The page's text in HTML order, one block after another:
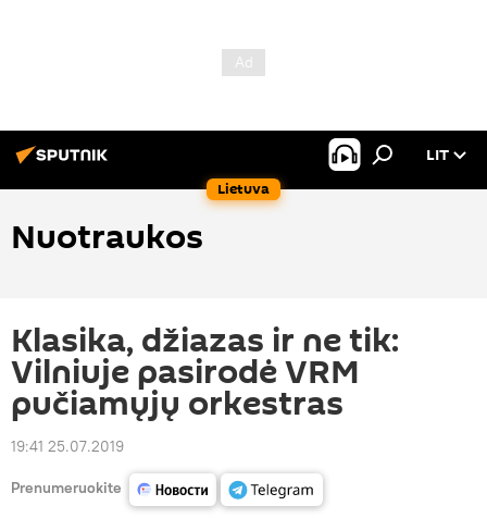
Lietuva
LIT
Nuotraukos
Klasika, džiazas ir ne tik:
Vilniuje pasirodė VRM
pučiamųjų orkestras
19:41 25.07.2019
Prenumeruokite